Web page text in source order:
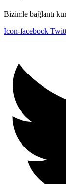
Bizimle bağlantı
Icon-facebook